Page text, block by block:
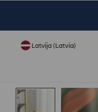
Latvija (Latvia)